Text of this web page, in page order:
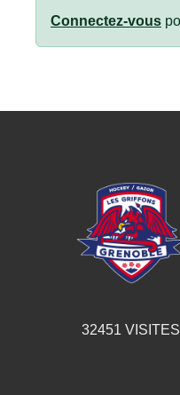
Connectez-vous
32451 VISITES